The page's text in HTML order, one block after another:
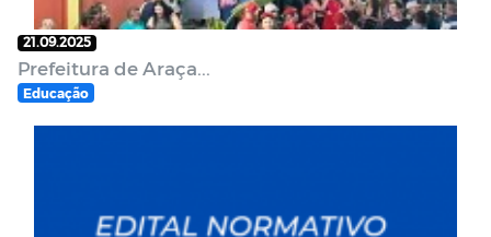
21.09.2025
Prefeitura de Araça...
Educação